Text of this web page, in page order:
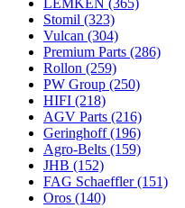
LEMKEN (365)
Stomil (323)
Vulcan (304)
Premium Parts (286)
Rollon (259)
PW Group (250)
HIFI (218)
AGV Parts (216)
Geringhoff (196)
Agro-Belts (159)
JHB (152)
FAG Schaeffler (151)
Oros (140)